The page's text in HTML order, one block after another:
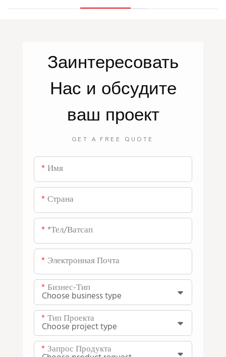
Заинтересовать
Нас и обсудите
ваш проект
GET A FREE QUOTE
Имя
Страна
*тел/ватсап
Электронная Почта
Бизнес-Тип
Тип Проекта
Запрос Продукта